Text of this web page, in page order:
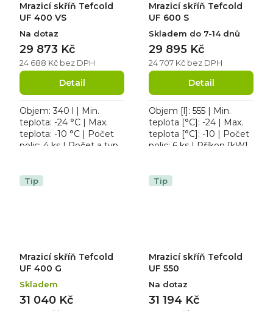
Mrazicí skříň Tefcold
UF 400 VS
Na dotaz
24 688 Kč bez DPH
29 873 Kč
Detail
Objem: 340 l | Min.
teplota: -24 °C | Max.
teplota: -10 °C | Počet
polic: 4 ks | Počet a typ
osvětlení...
Mrazicí skříň Tefcold
UF 600 S
Skladem do 7-14 dnů
24 707 Kč bez DPH
29 895 Kč
Detail
Objem [l]: 555 | Min.
teplota [°C]: -24 | Max.
teplota [°C]: -10 | Počet
polic: 6 ks | Příkon [kW]:
spotřeba: 818...
Tip
Mrazicí skříň Tefcold
UF 400 G
Skladem
31 040 Kč
Tip
Mrazicí skříň Tefcold
UF 550
Na dotaz
31 194 Kč